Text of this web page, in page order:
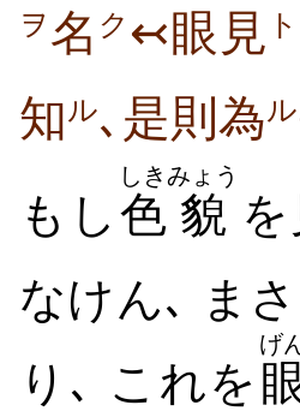
ヲ名 ク ↢眼見 ト
知ル､是則為ル
もし 色
しき
貌
みょう
を
なけん､ ま
り､ これを
げ